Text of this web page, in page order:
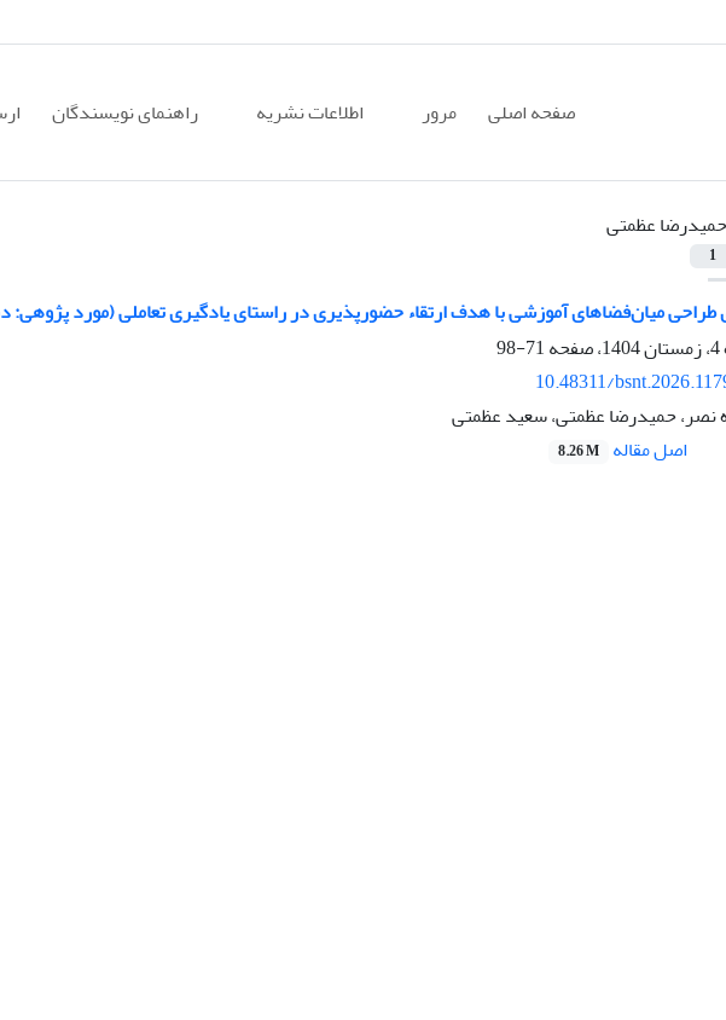
صفحه اصلی مرور اطلاعات نشریه راهنمای نویسندگان
حمیدرضا عظمتی
1
طراحی میان‌فضاهای آموزشی با هدف ارتقاء حضورپذیری در راستای یادگیری تعاملی (مورد پژوهی:
71-98
10.48311/
نصر، حمیدرضا عظمتی، سعید عظمتی
اصل مقاله 8.26 M